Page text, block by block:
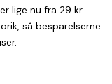
lige nu fra 29 kr.
så besparelserne